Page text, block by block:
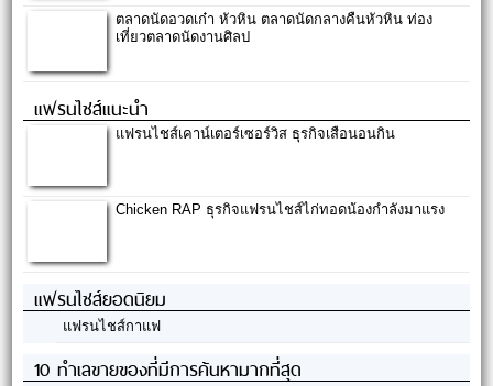
ตลาดนัดอวดเก๋า หัวหิน ตลาดนัดกลางคืนหัวหิน ท่อง
เที่ยวตลาดนัดงานศิลป
แฟรนไชส์แนะนำ
แฟรนไชส์เคาน์เตอร์เซอร์วิส ธุรกิจเสือนอนกิน
Chicken RAP ธุรกิจแฟรนไชส์ไก่ทอดน้องกำลังมาแรง
แฟรนไชส์ยอดนิยม
แฟรนไชส์กาแฟ
10 ทำเลขายของที่มีการค้นหามากที่สุด